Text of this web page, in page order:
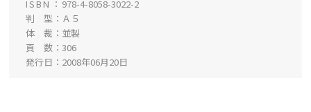
ISBN
978-4-8058-3022-2
判 型
Ａ５
体 裁
並製
頁 数
306
発行日
2008年06月20日